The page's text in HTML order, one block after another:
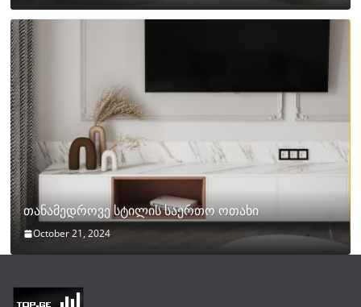
თანამედროვე სტილის საერთო ოთახი
October 21, 2024